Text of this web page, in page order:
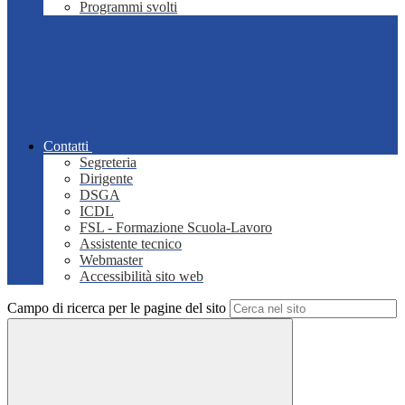
Programmi svolti
Contatti
Segreteria
Dirigente
DSGA
ICDL
FSL - Formazione Scuola-Lavoro
Assistente tecnico
Webmaster
Accessibilità sito web
Campo di ricerca per le pagine del sito